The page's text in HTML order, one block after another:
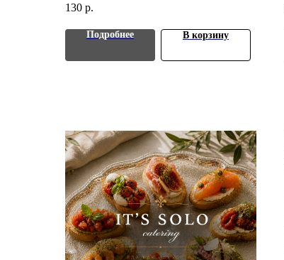
Минимальный заказ - 10 шт.
130 р.
Подробнее В корзину